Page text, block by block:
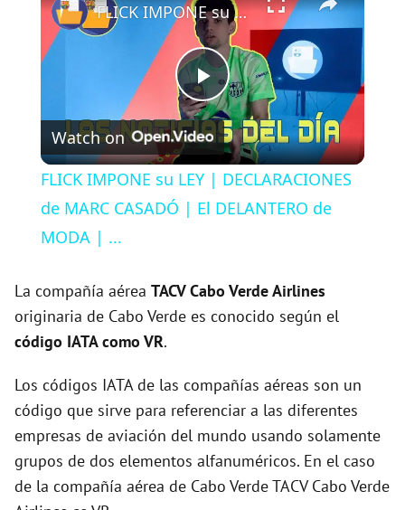
P
l
a
V
d
e
FLICK IMPONE su LEY | DECLARACIONES de MARC CASADÓ | El DELANTERO de MODA | ...
Watch on
FLICK IMPONE su LEY | DECLARACIONES
de MARC CASADÓ | El DELANTERO de
MODA | ...
La compañía aérea TACV Cabo Verde Airlines
originaria de Cabo Verde es conocido según el
código IATA como VR.
Los códigos IATA de las compañías aéreas son un
código que sirve para referenciar a las diferentes
empresas de aviación del mundo usando solamente
grupos de dos elementos alfanuméricos. En el caso
de la compañía aérea de Cabo Verde TACV Cabo Verde